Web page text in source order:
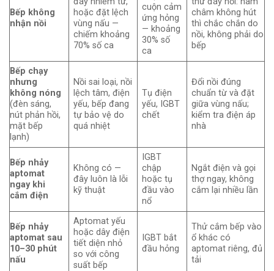
Bếp không
nhận nồi
hoặc đặt lệch
vùng nấu —
chiếm khoảng
70% số ca
cuộn cảm
ứng hỏng
— khoảng
30% số
ca
châm không hút
thì chắc chắn do
nồi, không phải do
bếp
Bếp chạy
nhưng
không nóng
(đèn sáng,
nút phản hồi,
mặt bếp
lạnh)
Nồi sai loại, nồi
lệch tâm, điện
yếu, bếp đang
tự bảo vệ do
quá nhiệt
Tụ điện
yếu, IGBT
chết
Đổi nồi đúng
chuẩn từ và đặt
giữa vùng nấu;
kiểm tra điện áp
nhà
Bếp nhảy
aptomat
ngay khi
cắm điện
Không có —
đây luôn là lỗi
kỹ thuật
IGBT
chập
hoặc tụ
đầu vào
nổ
Ngắt điện và gọi
thợ ngay, không
cắm lại nhiều lần
Bếp nhảy
aptomat sau
10–30 phút
nấu
Aptomat yếu
hoặc dây điện
tiết diện nhỏ
so với công
suất bếp
IGBT bắt
đầu hỏng
Thử cắm bếp vào
ổ khác có
aptomat riêng, đủ
tải